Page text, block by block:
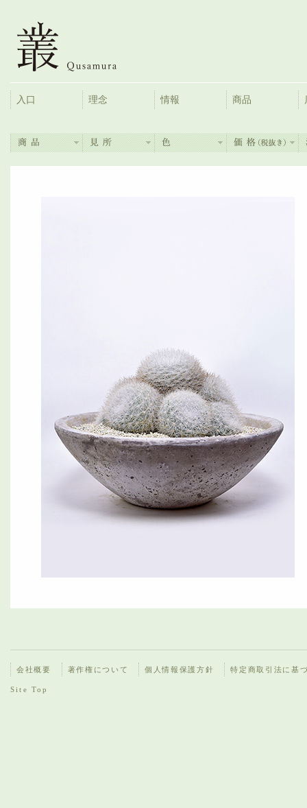
入口 理念 情報 商品
会社概要 著作権について 個人情報保護方針 特定商取引法に基
Site Top